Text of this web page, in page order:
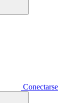
Conectarse